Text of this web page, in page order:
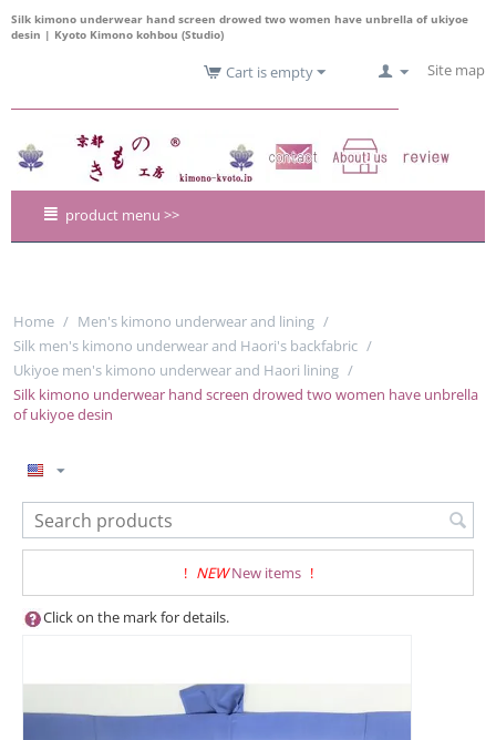
Silk kimono underwear hand screen drowed two women have unbrella of ukiyoe
desin | Kyoto Kimono kohbou (Studio)
Site map
Cart is empty
product menu >>
Home / Men's kimono underwear and lining /
Silk men's kimono underwear and Haori's backfabric /
Ukiyoe men's kimono underwear and Haori lining /
Silk kimono underwear hand screen drowed two women have unbrella
of ukiyoe desin
! NEW New items !
Click on the mark for details.